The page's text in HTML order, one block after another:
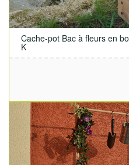
Cache-pot Bac à fleurs en
K